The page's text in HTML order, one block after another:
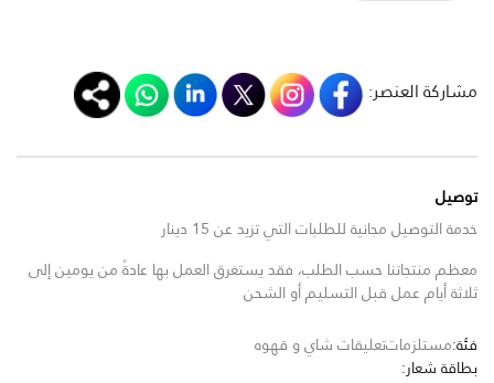
مشاركة العنصر:
توصيل
خدمة التوصيل مجانية للطلبات التي تزيد عن 15 دينار
معظم منتجاتنا حسب الطلب، فقد يستغرق العمل بها عادةً من يومين إلى
ثلاثة أيام عمل قبل التسليم أو الشحن
فئة:مستلزماتتعليقات شاي و قهوه
بطاقة شعار: